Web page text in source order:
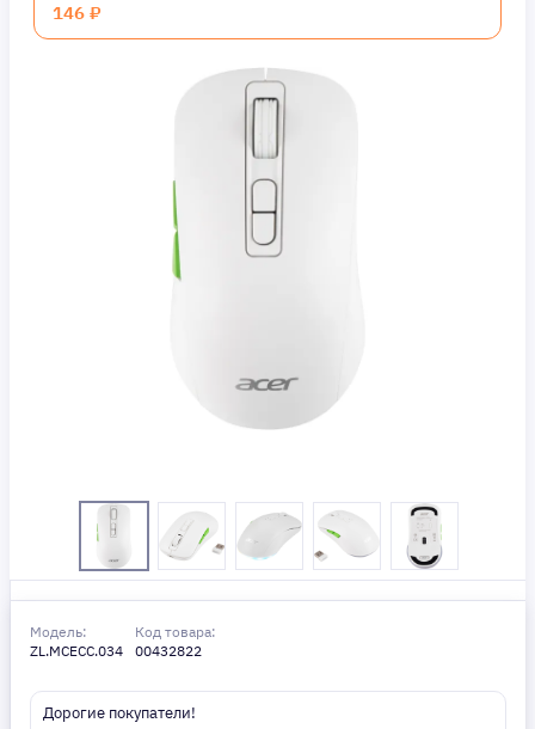
146 ₽
Модель:
ZL.MCECC.034
Код товара:
00432822
Дорогие покупатели!